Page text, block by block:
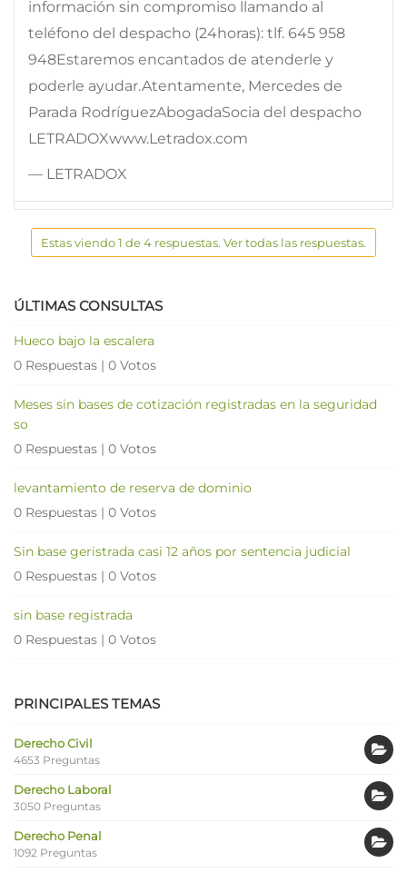
información sin compromiso llamando al
teléfono del despacho (24horas): tlf. 645 958
948Estaremos encantados de atenderle y
poderle ayudar.Atentamente, Mercedes de
Parada RodríguezAbogadaSocia del despacho
LETRADOXwww.Letradox.com
— LETRADOX
Estas viendo 1 de 4 respuestas. Ver todas las respuestas.
ÚLTIMAS CONSULTAS
Hueco bajo la escalera
0 Respuestas | 0 Votos
Meses sin bases de cotización registradas en la seguridad
so
0 Respuestas | 0 Votos
levantamiento de reserva de dominio
0 Respuestas | 0 Votos
Sin base geristrada casi 12 años por sentencia judicial
0 Respuestas | 0 Votos
sin base registrada
0 Respuestas | 0 Votos
PRINCIPALES TEMAS
Derecho Civil
4653 Preguntas
Derecho Laboral
3050 Preguntas
Derecho Penal
1092 Preguntas